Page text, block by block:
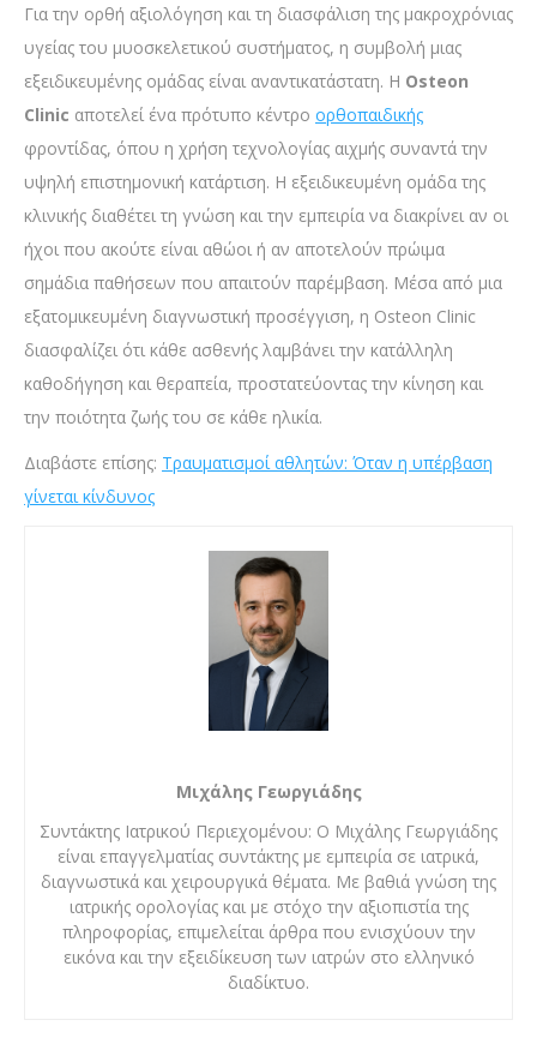
Για την ορθή αξιολόγηση και τη διασφάλιση της μακροχρόνιας
υγείας του μυοσκελετικού συστήματος, η συμβολή μιας
εξειδικευμένης ομάδας είναι αναντικατάστατη. Η Osteon
Clinic αποτελεί ένα πρότυπο κέντρο ορθοπαιδικής
φροντίδας, όπου η χρήση τεχνολογίας αιχμής συναντά την
υψηλή επιστημονική κατάρτιση. Η εξειδικευμένη ομάδα της
κλινικής διαθέτει τη γνώση και την εμπειρία να διακρίνει αν οι
ήχοι που ακούτε είναι αθώοι ή αν αποτελούν πρώιμα
σημάδια παθήσεων που απαιτούν παρέμβαση. Μέσα από μια
εξατομικευμένη διαγνωστική προσέγγιση, η Osteon Clinic
διασφαλίζει ότι κάθε ασθενής λαμβάνει την κατάλληλη
καθοδήγηση και θεραπεία, προστατεύοντας την κίνηση και
την ποιότητα ζωής του σε κάθε ηλικία.
Διαβάστε επίσης: Τραυματισμοί αθλητών: Όταν η υπέρβαση
γίνεται κίνδυνος
Μιχάλης Γεωργιάδης
Συντάκτης Ιατρικού Περιεχομένου: Ο Μιχάλης Γεωργιάδης
είναι επαγγελματίας συντάκτης με εμπειρία σε ιατρικά,
διαγνωστικά και χειρουργικά θέματα. Με βαθιά γνώση της
ιατρικής ορολογίας και με στόχο την αξιοπιστία της
πληροφορίας, επιμελείται άρθρα που ενισχύουν την
εικόνα και την εξειδίκευση των ιατρών στο ελληνικό
διαδίκτυο.